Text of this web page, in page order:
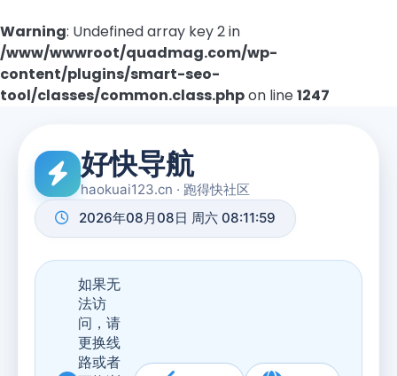
Warning: Undefined array key 2 in
/www/wwwroot/quadmag.com/wp-
content/plugins/smart-seo-
tool/classes/common.class.phpon line1247